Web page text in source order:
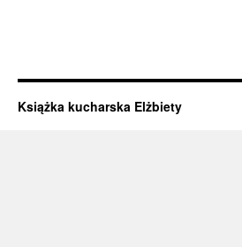
Książka kucharska Elżbiety